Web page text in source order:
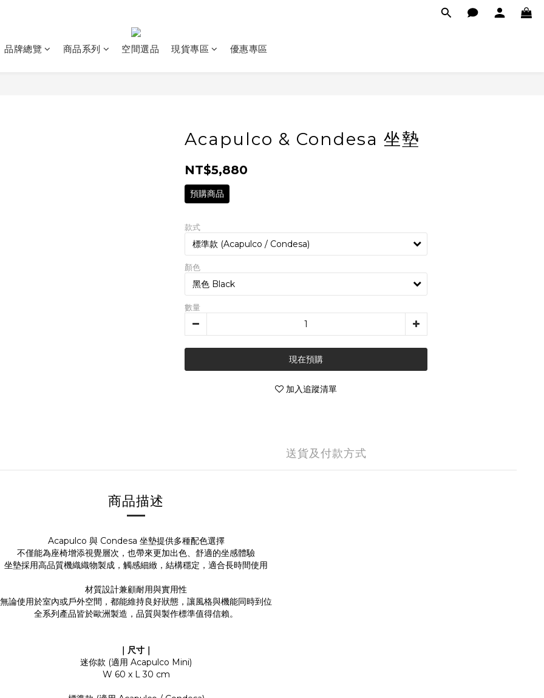
品牌總覽 商品系列 空間選品 現貨專區 優惠專區
Acapulco & Condesa 坐墊
NT$5,880
預購商品
款式
顏色
數量
現在預購
加入追蹤清單
送貨及付款方式
商品描述
Acapulco 與 Condesa 坐墊提供多種配色選擇
不僅能為座椅增添視覺層次，也帶來更加出色、舒適的坐感體驗
坐墊採用高品質機織織物製成，觸感細緻，結構穩定，適合長時間使用
材質設計兼顧耐用與實用性
無論使用於室內或戶外空間，都能維持良好狀態，讓風格與機能同時到位
全系列產品皆於歐洲製造，品質與製作標準值得信賴。
｜尺寸｜
迷你款 (適用 Acapulco Mini)
W 60 x L 30 cm